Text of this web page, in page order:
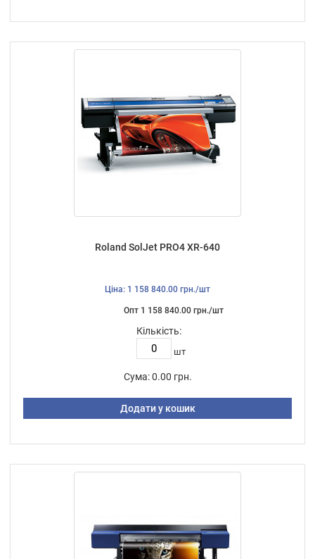
Roland SolJet PRO4 XR-640
Ціна: 1 158 840.00 грн./шт
Опт 1 158 840.00 грн./шт
Кількість:
шт
Сума: 0.00 грн.
Додати у кошик